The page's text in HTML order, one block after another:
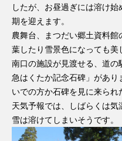
したが、お昼過ぎには溶け
期を迎えます。
農舞台、まつだい郷土資料
葉したり雪景色になっても美
南口の施設が見渡せる、道
急はくたか記念石碑」があ
いでの方か石碑を見に来られ
天気予報では、しばらくは
雪は溶けてしまいそうです。